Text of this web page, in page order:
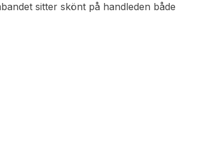
sitter skönt på handleden både